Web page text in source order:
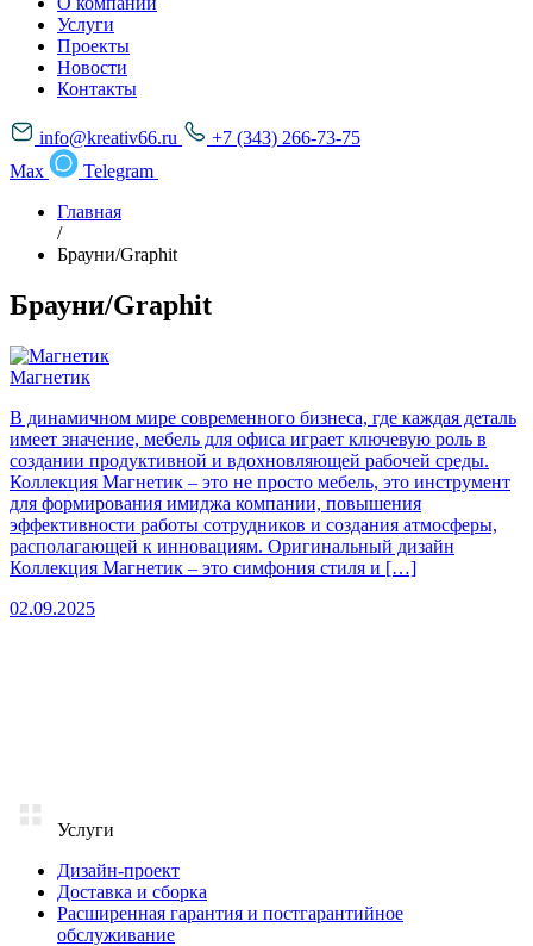
Услуги
Проекты
Новости
Контакты
info@kreativ66.ru
+7 (343) 266-73-75
Max
Telegram
Главная
/
Брауни/Graphit
Брауни/Graphit
Магнетик
В динамичном мире современного бизнеса, где каждая деталь
имеет значение, мебель для офиса играет ключевую роль в
создании продуктивной и вдохновляющей рабочей среды.
Коллекция Магнетик – это не просто мебель, это инструмент
для формирования имиджа компании, повышения
эффективности работы сотрудников и создания атмосферы,
располагающей к инновациям. Оригинальный дизайн
Коллекция Магнетик – это симфония стиля и […]
02.09.2025
Услуги
Дизайн-проект
Доставка и сборка
Расширенная гарантия и постгарантийное
обслуживание